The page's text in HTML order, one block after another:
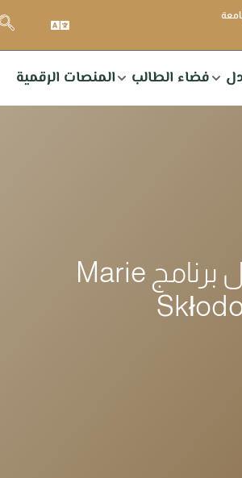
فضاء الطالب المنصات الرقمية
اعلان عن تنظيم يوم إعلامي حول برنامج Marie